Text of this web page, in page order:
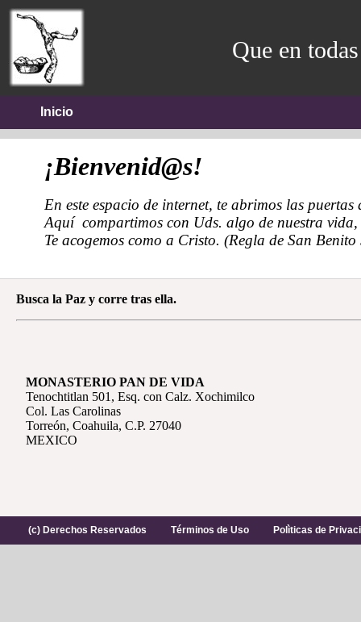
Que en
Inicio
¡Bienvenid@s!
En este espacio de internet, te abrimos las
Aquí compartimos con Uds. algo de nuestra
Te acogemos como a Cristo. (Regla de San
Busca la Paz y corre tras ella.
MONASTERIO PAN DE VIDA
Tenochtitlan 501, Esq. con Calz. Xochimilco
Col. Las Carolinas
Torreón, Coahuila, C.P. 27040
MEXICO
(c) Derechos Reservados Términos de Uso Polìticas de